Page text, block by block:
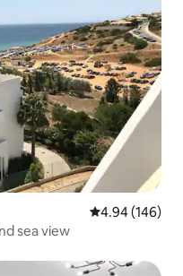
4.94 out of 5
4.94 (146)
and sea view